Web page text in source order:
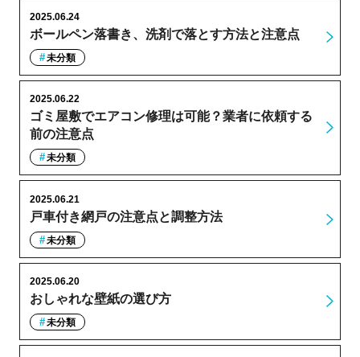
ボールペン落書き、洗剤で落とす方法と注意点
2025.06.24
未分類
ゴミ屋敷でエアコン修理は可能？業者に依頼する
前の注意点
2025.06.22
未分類
戸車付き網戸の注意点と調整方法
2025.06.21
未分類
おしゃれな壁紙の選び方
2025.06.20
未分類